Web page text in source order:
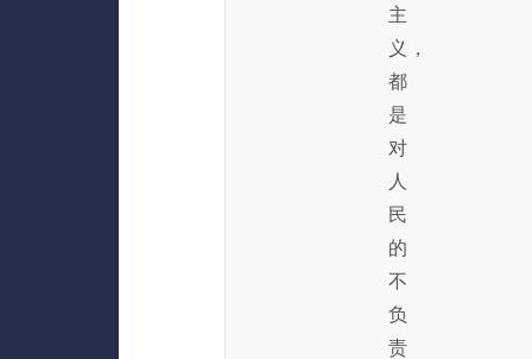
主
义，
都
是
对
人
民
的
不
负
责